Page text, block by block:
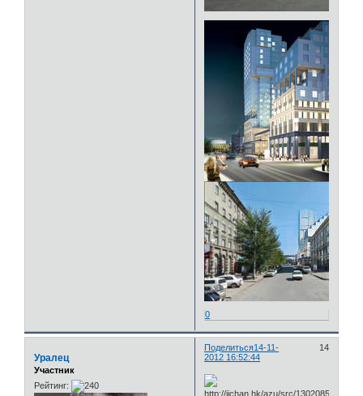
0
Поделиться 14
14-11-
2012 16:52:44
Уралец
Участник
Рейтинг: